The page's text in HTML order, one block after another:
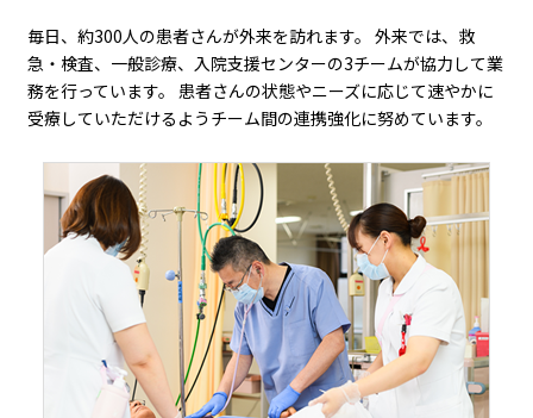
毎日、約300人の患者さんが外来を訪れます。 外来では、救
急・検査、一般診療、入院支援センターの3チームが協力して業
務を行っています。 患者さんの状態やニーズに応じて速やかに
受療していただけるようチーム間の連携強化に努めています。